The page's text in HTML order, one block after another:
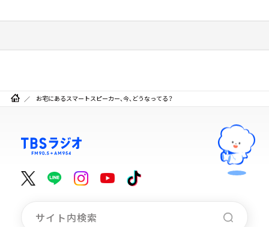
お宅にあるスマートスピーカー、今、どうなってる？